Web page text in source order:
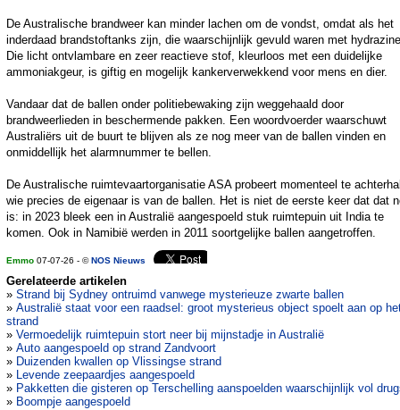
De Australische brandweer kan minder lachen om de vondst, omdat als het
inderdaad brandstoftanks zijn, die waarschijnlijk gevuld waren met
Die licht ontvlambare en zeer reactieve stof, kleurloos met een duidelijke
ammoniakgeur, is giftig en mogelijk kankerverwekkend voor mens en dier.
Vandaar dat de ballen onder politiebewaking zijn weggehaald door
brandweerlieden in beschermende pakken. Een woordvoerder waarschuwt
Australiërs uit de buurt te blijven als ze nog meer van de ballen vinden en
onmiddellijk het alarmnummer te bellen.
De Australische ruimtevaartorganisatie ASA probeert momenteel te
wie precies de eigenaar is van de ballen. Het is niet de eerste keer dat dat
is: in 2023 bleek een in Australië aangespoeld stuk ruimtepuin uit India te
komen. Ook in Namibië werden in 2011 soortgelijke ballen aangetroffen.
Emmo 07-07-26 - ©NOS Nieuws
Gerelateerde artikelen
» Strand bij Sydney ontruimd vanwege mysterieuze zwarte ballen
» Australië staat voor een raadsel: groot mysterieus object spoelt aan op
strand
» Vermoedelijk ruimtepuin stort neer bij mijnstadje in Australië
» Auto aangespoeld op strand Zandvoort
» Duizenden kwallen op Vlissingse strand
» Levende zeepaardjes aangespoeld
» Pakketten die gisteren op Terschelling aanspoelden waarschijnlijk vol
» Boompje aangespoeld